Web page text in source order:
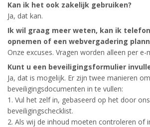
Kan ik het ook zakelijk gebruiken?
Ja, dat kan.
Ik wil graag meer weten, kan ik
opnemen of een webvergadering
Onze excuses. Vragen worden alleen per
Kunt u een beveiligingsformulier
Ja, dat is mogelijk. Er zijn twee manieren om
beveiligingsdocumenten in te vullen:
1. Vul het zelf in, gebaseerd op het door
beveiligingschecklist.
2. Als wij de inhoud moeten controleren of